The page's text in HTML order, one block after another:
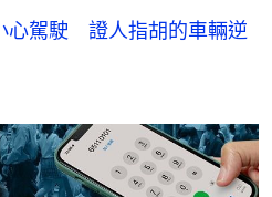
心駕駛 證人指胡的車輛逆